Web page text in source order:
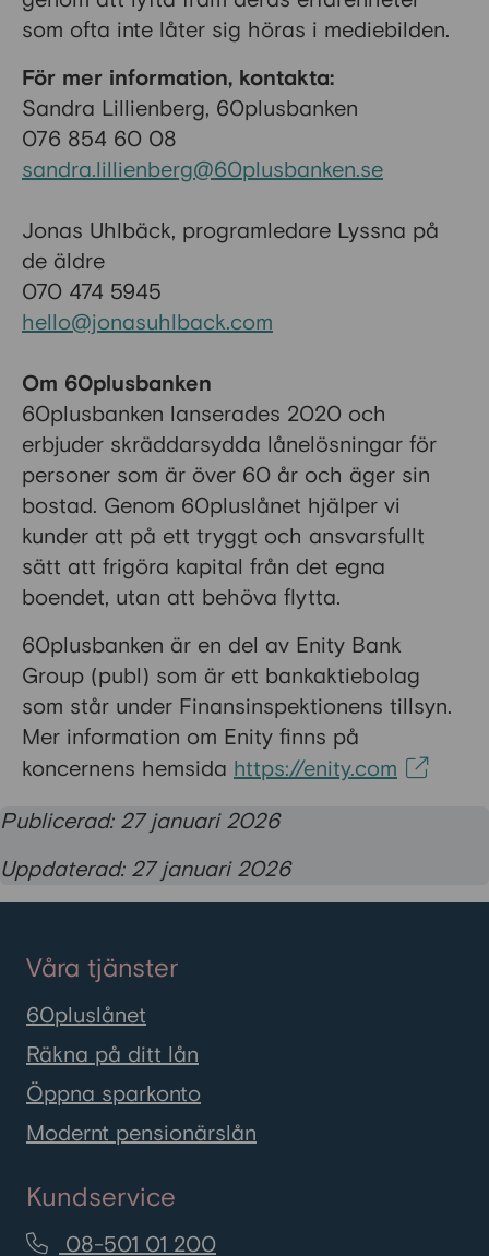
som ofta inte låter sig höras i mediebilden.
För mer information, kontakta:
Sandra Lillienberg, 60plusbanken
076 854 60 08
sandra.lillienberg@60plusbanken.se
Jonas Uhlbäck, programledare Lyssna på
de äldre
070 474 5945
hello@jonasuhlback.com
Om 60plusbanken
60plusbanken lanserades 2020 och
erbjuder skräddarsydda lånelösningar för
personer som är över 60 år och äger sin
bostad. Genom 60pluslånet hjälper vi
kunder att på ett tryggt och ansvarsfullt
sätt att frigöra kapital från det egna
boendet, utan att behöva flytta.
60plusbanken är en del av Enity Bank
Group (publ) som är ett bankaktiebolag
som står under Finansinspektionens tillsyn.
Mer information om Enity finns på
koncernens hemsida https://enity.com
Publicerad: 27 januari 2026
Uppdaterad: 27 januari 2026
Våra tjänster
60pluslånet
Räkna på ditt lån
Öppna sparkonto
Modernt pensionärslån
Kundservice
08-501 01 200